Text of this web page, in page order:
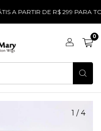
DE R$ 299 PARA TODO O
0
1 / 4